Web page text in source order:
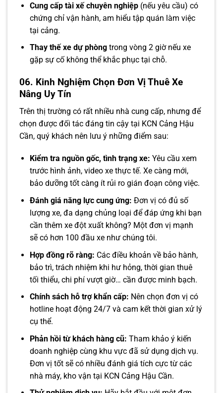
Cung cấp tài xế chuyên nghiệp(nếu yêu cầu) có
chứng chỉ vận hành, am hiểu tập quán làm việc
tại cảng.
Thay thế xe dự phòngtrong vòng 2 giờ nếu xe
gặp sự cố không thể khắc phục tại chỗ.
06. Kinh Nghiệm Chọn Đơn Vị Thuê Xe
Nâng Uy Tín
Trên thị trường có rất nhiều nhà cung cấp, nhưng để
chọn được đối tác đáng tin cậy tại KCN Cảng Hậu
Cần, quý khách nên lưu ý những điểm sau:
Kiểm tra nguồn gốc, tình trạng xe: Yêu cầu xem
trước hình ảnh, video xe thực tế. Xe càng mới,
bảo dưỡng tốt càng ít rủi ro gián đoạn công việc.
Đánh giá năng lực cung ứng: Đơn vị có đủ số
lượng xe, đa dạng chủng loại để đáp ứng khi bạn
cần thêm xe đột xuất không? Một đơn vị mạnh
sẽ có hơn 100 đầu xe như chúng tôi.
Hợp đồng rõ ràng: Các điều khoản về bảo hành,
bảo trì, trách nhiệm khi hư hỏng, thời gian thuê
tối thiểu, chi phí vượt giờ… cần được minh bạch.
Chính sách hỗ trợ khẩn cấp: Nên chọn đơn vị có
hotline hoạt động 24/7 và cam kết thời gian xử lý
cụ thể.
Phản hồi từ khách hàng cũ: Tham khảo ý kiến
doanh nghiệp cùng khu vực đã sử dụng dịch vụ.
Đơn vị tốt sẽ có nhiều đánh giá tích cực từ các
nhà máy, kho vận tại KCN Cảng Hậu Cần.